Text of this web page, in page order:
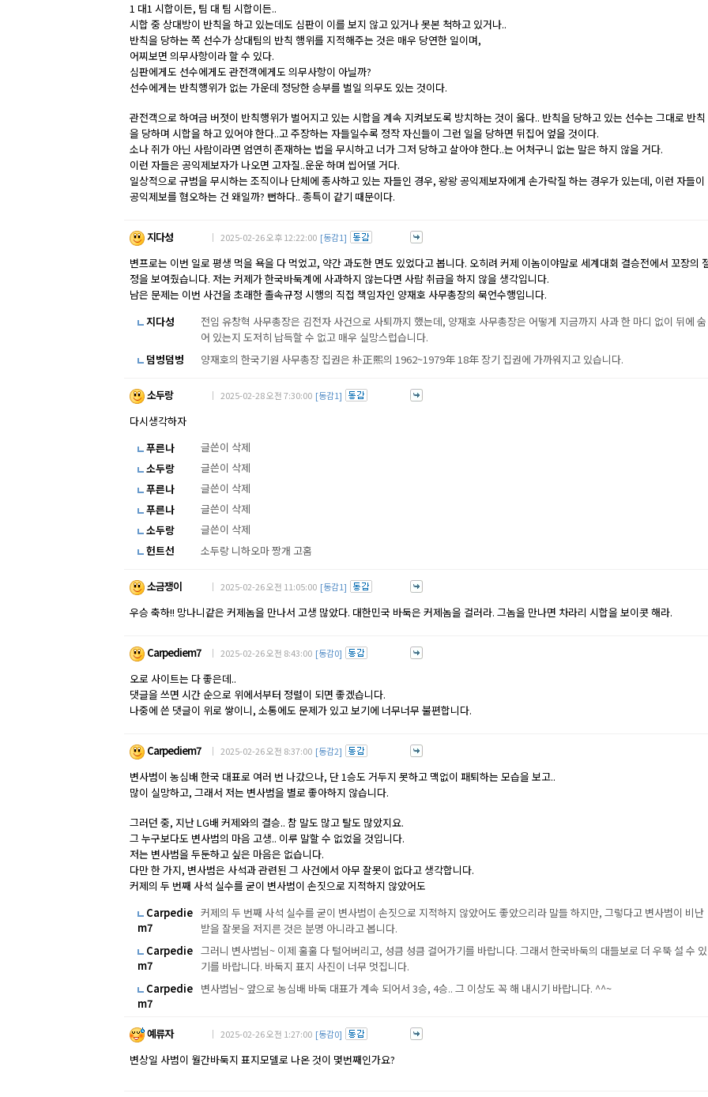
1 대1 시합이든, 팀 대 팀 시합이든..
시합 중 상대방이 반칙을 하고 있는데도 심판이 이를 보지 않고 있거나 못본 척하고 있거나..
반칙을 당하는 쪽 선수가 상대팀의 반칙 행위를 지적해주는 것은 매우 당연한 일이며,
어찌보면 의무사항이라 할 수 있다.
심판에게도 선수에게도 관전객에게도 의무사항이 아닐까?
선수에게는 반칙행위가 없는 가운데 정당한 승부를 벌일 의무도 있는 것이다.
관전객으로 하여금 버젓이 반칙행위가 벌어지고 있는 시합을 계속 지켜보도록 방치하는 것이 옳다.. 반칙을 당하고 있는 선수는 그대로 반칙
을 당하며 시합을 하고 있어야 한다..고 주장하는 자들일수록 정작 자신들이 그런 일을 당하면 뒤집어 엎을 것이다.
소나 쥐가 아닌 사람이라면 엄연히 존재하는 법을 무시하고 너가 그저 당하고 살아야 한다..는 어처구니 없는 말은 하지 않을 거다.
이런 자들은 공익제보자가 나오면 고자질..운운 하며 씹어댈 거다.
일상적으로 규범을 무시하는 조직이나 단체에 종사하고 있는 자들인 경우, 왕왕 공익제보자에게 손가락질 하는 경우가 있는데, 이런 자들이
공익제보를 혐오하는 건 왜일까? 뻔하다.. 종특이 같기 때문이다.
지다성 ｜ 2025-02-26 오후 12:22:00 [동감1]
변프로는 이번 일로 평생 먹을 욕을 다 먹었고, 약간 과도한 면도 있었다고 봅니다. 오히려 커제 이놈이야말로 세계대회 결승전에서 꼬장의
정을 보여줬습니다. 저는 커제가 한국바둑계에 사과하지 않는다면 사람 취급을 하지 않을 생각입니다.
남은 문제는 이번 사건을 초래한 졸속규정 시행의 직접 책임자인 양재호 사무총장의 묵언수행입니다.
지다성
전임 유창혁 사무총장은 김전자 사건으로 사퇴까지 했는데, 양재호 사무총장은 어떻게 지금까지 사과 한 마디 없이 뒤에 숨
어 있는지 도저히 납득할 수 없고 매우 실망스럽습니다.
덤벙덤벙
양재호의 한국기원 사무총장 집권은 朴正熙의 1962~1979年 18年 장기 집권에 가까워지고 있습니다.
소두랑 ｜ 2025-02-28 오전 7:30:00 [동감1]
다시생각하자
푸른나
글쓴이 삭제
소두랑
글쓴이 삭제
푸른나
글쓴이 삭제
푸른나
글쓴이 삭제
소두랑
글쓴이 삭제
헌트선
소두랑 니하오마 짱개 고홈
소금쟁이 ｜ 2025-02-26 오전 11:05:00 [동감1]
우승 축하!! 망나니같은 커제놈을 만나서 고생 많았다. 대한민국 바둑은 커제놈을 걸러라. 그놈을 만나면 차라리 시합을 보이콧 해라.
Carpediem7 ｜ 2025-02-26 오전 8:43:00 [동감0]
오로 사이트는 다 좋은데..
댓글을 쓰면 시간 순으로 위에서부터 정렬이 되면 좋겠습니다.
나중에 쓴 댓글이 위로 쌓이니, 소통에도 문제가 있고 보기에 너무너무 불편합니다.
Carpediem7 ｜ 2025-02-26 오전 8:37:00 [동감2]
변사범이 농심배 한국 대표로 여러 번 나갔으나, 단 1승도 거두지 못하고 맥없이 패퇴하는 모습을 보고..
많이 실망하고, 그래서 저는 변사범을 별로 좋아하지 않습니다.
그러던 중, 지난 LG배 커제와의 결승.. 참 말도 많고 탈도 많았지요.
그 누구보다도 변사범의 마음 고생.. 이루 말할 수 없었을 것입니다.
저는 변사범을 두둔하고 싶은 마음은 없습니다.
다만 한 가지, 변사범은 사석과 관련된 그 사건에서 아무 잘못이 없다고 생각합니다.
커제의 두 번째 사석 실수를 굳이 변사범이 손짓으로 지적하지 않았어도
Carpedie
m7
커제의 두 번째 사석 실수를 굳이 변사범이 손짓으로 지적하지 않았어도 좋았으리라 말들 하지만, 그렇다고 변사범이 비난
받을 잘못을 저지른 것은 분명 아니라고 봅니다.
Carpedie
m7
그러니 변사범님~ 이제 훌훌 다 털어버리고, 성큼 성큼 걸어가기를 바랍니다. 그래서 한국바둑의 대들보로 더 우뚝 설 수 있
기를 바랍니다. 바둑지 표지 사진이 너무 멋집니다.
Carpedie
m7
변사범님~ 앞으로 농심배 바둑 대표가 계속 되어서 3승, 4승.. 그 이상도 꼭 해 내시기 바랍니다. ^^~
예류자 ｜ 2025-02-26 오전 1:27:00 [동감0]
변상일 사범이 월간바둑지 표지모델로 나온 것이 몇번째인가요?